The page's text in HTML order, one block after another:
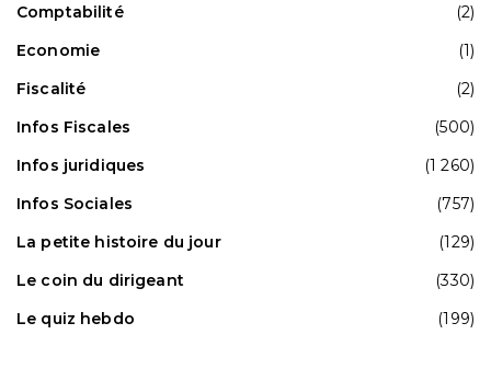
Comptabilité
(2)
Economie
(1)
Fiscalité
(2)
Infos Fiscales
(500)
Infos juridiques
(1 260)
Infos Sociales
(757)
La petite histoire du jour
(129)
Le coin du dirigeant
(330)
Le quiz hebdo
(199)